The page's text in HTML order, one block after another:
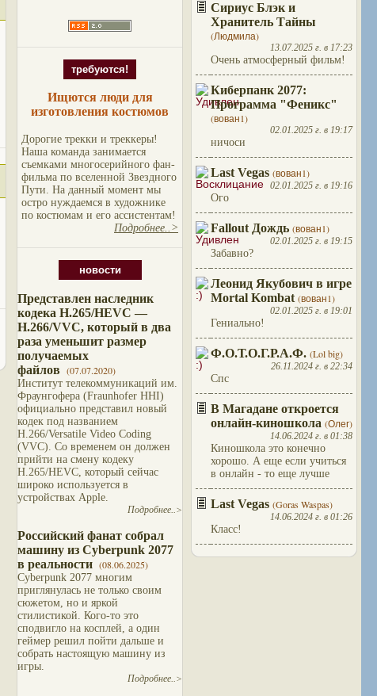
требуются!
Ищются люди для
изготовления костюмов
Дорогие трекки и треккеры!
Наша команда занимается
съемками многосерийного фан-
фильма по вселенной Звездного
Пути. На данный момент мы
остро нуждаемся в художнике
по костюмам и его ассистентам!
Подробнее..>
новости
Представлен наследник
кодека H.265/HEVC —
H.266/VVC, который в два
раза уменьшит размер
получаемых
файлов (07.07.2020)
Институт телекоммуникаций им.
Фраунгофера (Fraunhofer HHI)
официально представил новый
кодек под названием
H.266/Versatile Video Coding
(VVC). Со временем он должен
прийти на смену кодеку
H.265/HEVC, который сейчас
широко используется в
устройствах Apple.
Подробнее..>
Российский фанат собрал
машину из Cyberpunk 2077
в реальности (08.06.2025)
Cyberpunk 2077 многим
приглянулась не только своим
сюжетом, но и яркой
стилистикой. Кого-то это
сподвигло на косплей, а один
геймер решил пойти дальше и
собрать настоящую машину из
игры.
Подробнее..>
Сириус Блэк и
Хранитель Тайны
(Людмила)
13.07.2025 г. в 17:23
Очень атмосферный фильм!
Киберпанк 2077:
Программа "Феникс"
(вован1)
02.01.2025 г. в 19:17
ничоси
Last Vegas (вован1)
02.01.2025 г. в 19:16
Ого
Fallout Дождь (вован1)
02.01.2025 г. в 19:15
Забавно?
Леонид Якубович в игре
Mortal Kombat (вован1)
02.01.2025 г. в 19:01
Гениально!
Ф.О.Т.О.Г.Р.А.Ф. (Lol big)
26.11.2024 г. в 22:34
Спс
В Магадане откроется
онлайн-киношкола (Олег)
14.06.2024 г. в 01:38
Киношкола это конечно
хорошо. А еще если учиться
в онлайн - то еще лучше
Last Vegas (Goras Waspas)
14.06.2024 г. в 01:26
Класс!